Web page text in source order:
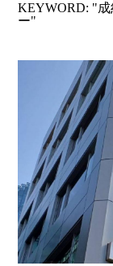
KEYWORD: "
ー"